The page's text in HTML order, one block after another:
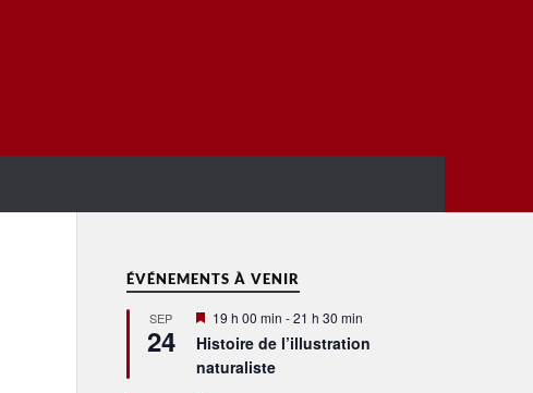
ÉVÉNEMENTS À VENIR
SEP
24
Mis
avant
19 h 00 min -21 h 30 min
Histoire de l’illustration
naturaliste